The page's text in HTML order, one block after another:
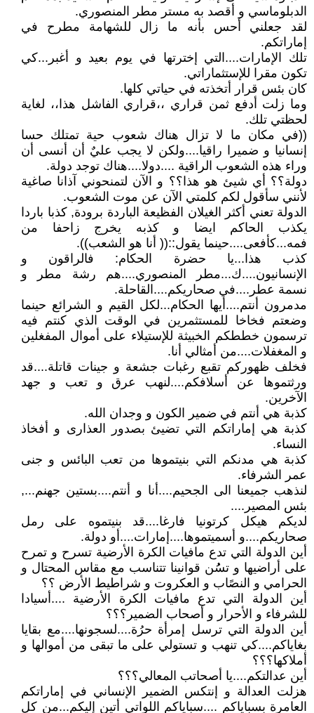
الدبلوماسي و أقصد به مستر مطر المنصوري.
لقد جعلني أحس بأنه ما زال للشهامة مطرح في
إماراتكم.
تلك الإمارات....التي إخترتها في يوم بعيد و أغبر...كي
تكون مقرا للإستثماراتي.
كان بئس قرار أتخذته في حياتي كلها.
وما زلت أدفع ثمن قراري ،،قراري الفاشل هذا،، لغاية
لحظتي تلك.
((في مكان ما لا تزال هناك شعوب حية تمتلك حسا
إنسانيا و ضميرا راقيا....ولكن لا يجب عليٌ أن أنسى أن
وراء هذه الشعوب الراقية ....دولا....هناك توجد دولة.
دولة؟؟ أي شيئ هو هذا؟؟ و الآن لتمنحوني آذانا صاغية
لأنني سأقول لكم كلمتي الآن عن موت الشعوب.
الدولة تعني أكثر الغيلان الفظيعة الباردة برودة, كذبا باردا
يكذب الحاكم ايضا و كذبه يخرج زاحفا من
فمه...كأفعى....حينما يقول::(( أنا هو الشعب)).
كذب هذا...يا حضرة الحكام: فالراقون و
الإنسانيون....ك...مطر المنصوري....هم رشة مطر و
نسمة عطر....في صحاريكم....القاحلة.
مدمرون أنتم....أيها الحكام...لكل القيم و الشرائع حينما
وضعتم فخاخا للمستثمرين في الوقت الذي كنتم فيه
ترسمون خططكم الخبيثة للإستيلاء على أموال المفغلين
و المغفلات....من أمثالي أنا.
فخلف ظهوركم تقبع رغبات جشعة و جينات قاتلة....قد
ورثتموها عن أسلافكم....لنهب عرق و تعب و جهد
الآخرين.
كذبة هي أنتم في ضمير الكون و وجدان الله.
كذبة هي إماراتكم التي تضيئ بصدور العذارى و أفخاذ
النساء.
كذبة هي مدنكم التي بنيتموها من تعب البائس و جنى
عمر الشرفاء.
لنذهب جميعنا الى الجحيم....أنا و أنتم....بستين جهنم...,
بئس المصير....
لديكم هيكل كرتونيا فارغا....قد بنيتموه على رمل
صحاريكم....و أسميتموها....إمارات....أو دولة.
أين الدولة التي تدع مافيات الكرة الأرضية تسرح و تمرح
على أراضيها و تسُُن قوانينا تتناسب مع مقاس المحتال و
الحرامي و النصًاب و العكروت و شراطيط الأرض ؟؟
أين الدولة التي تدع مافيات الكرة الأرضية ....أسيادا
للشرفاء و الأحرار و أصحاب الضمير؟؟؟
أين الدولة التي ترسل إمرأة حرُة....لسجونها....مع بقايا
بغاياكم....كي تنهب و تستولي على ما تبقى من أموالها و
أملاكها؟؟؟
أين عدالتكم....يا أصحاتب المعالي؟؟؟
هزلت العدالة و إنتكس الضمير الإنساني في إماراتكم
العامرة بسباياكم ....سباياكم اللواتي أتين إليكم...من كل